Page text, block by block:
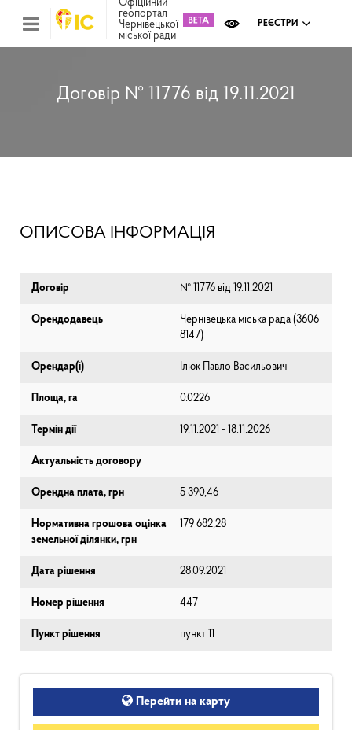
Офіційний
геопортал
Чернівецької
міської ради
РЕЄСТРИ
Договір № 11776 від 19.11.2021
ОПИСОВА ІНФОРМАЦІЯ
Договір № 11776 від 19.11.2021
Орендодавець
Чернівецька міська рада (⁨3606
8147⁩)
Орендар(і) Ілюк Павло Васильович
Площа, га 0.0226
Термін дії 19.11.2021 - 18.11.2026
Актуальність договору
Орендна плата, грн 5 390,46
Нормативна грошова оцінка
земельної ділянки, грн
179 682,28
Дата рішення 28.09.2021
Номер рішення 447
Пункт рішення пункт 11
Перейти на карту